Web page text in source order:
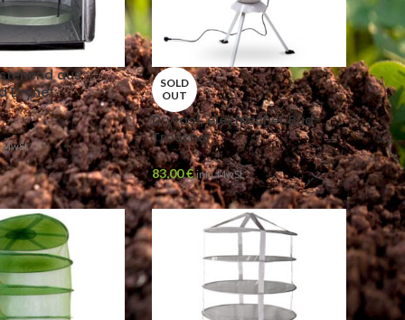
aus
Drynet
MwSt
SOLD
OUT
Dryfast, elektrischer Bud-
Trockner
83,00€ inkl. MwSt